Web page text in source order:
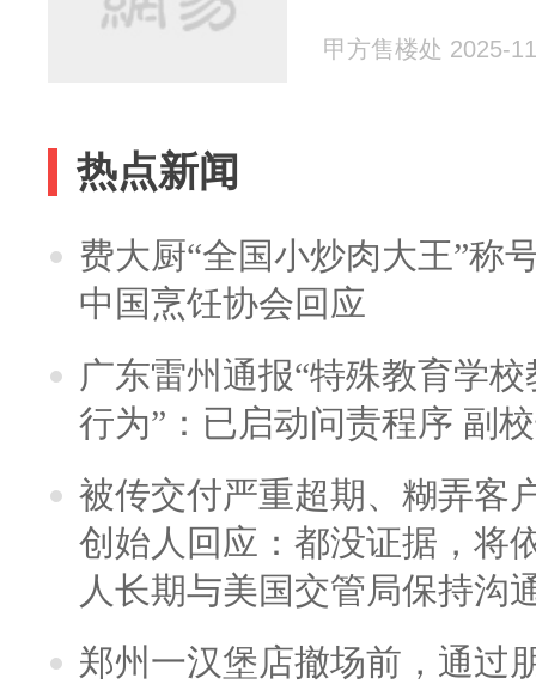
甲方售楼处 2025-
热点新闻
费大厨“全国小炒肉大王”称
中国烹饪协会回应
广东雷州通报“特殊教育学
行为”：已启动问责程序 副
被传交付严重超期、糊弄客
创始人回应：都没证据，将
人长期与美国交管局保持沟
郑州一汉堡店撤场前，通过